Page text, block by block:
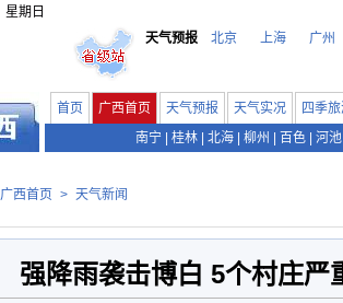
星期日
天气预报
北京 上海 广州
首页 广西首页 天气预报 天气实况
四季
南宁
桂林 北海 柳州 百色 河池
广西首页 > 天气新闻
强降雨袭击博白 5个村庄严